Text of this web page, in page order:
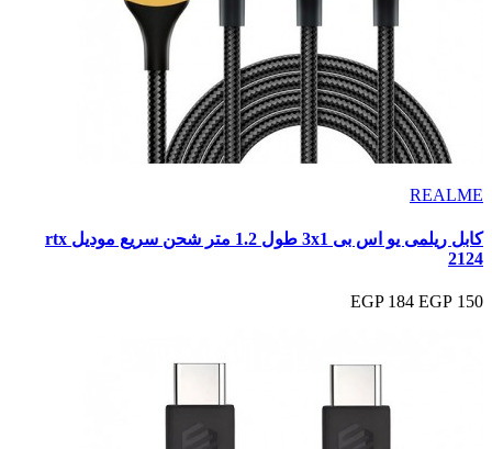
REALME
كابل ريلمى يو اس بى 3x1 طول 1.2 متر شحن سريع موديل rtx
2124
150 EGP
184 EGP